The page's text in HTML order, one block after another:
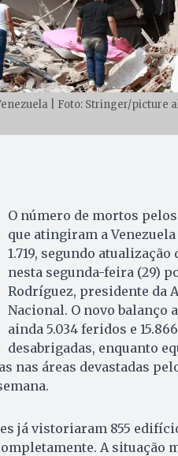
| Foto: Stringer/picture
O número de mortos
que atingiram a
1.719, segundo atualização
nesta segunda-feira (29)
Rodríguez, presidente da
Nacional. O novo balanço
ainda 5.034 feridos e
desabrigadas, enquanto
nas áreas devastadas
já vistoriaram 855
A situação